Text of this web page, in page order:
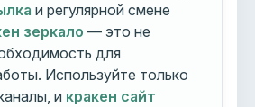
и регулярной смене
зеркало — это не
для
Используйте только
и кракен сайт